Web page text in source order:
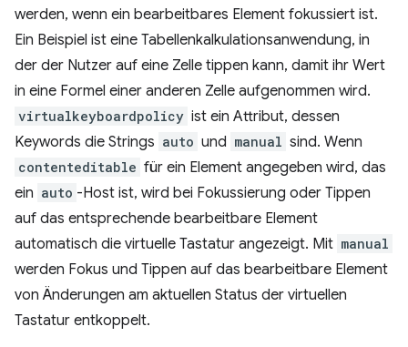
werden, wenn ein bearbeitbares Element fokussiert ist.
Ein Beispiel ist eine Tabellenkalkulationsanwendung, in
der der Nutzer auf eine Zelle tippen kann, damit ihr Wert
in eine Formel einer anderen Zelle aufgenommen wird.
virtualkeyboardpolicy ist ein Attribut, dessen
Keywords die Strings auto und manual sind. Wenn
contenteditable für ein Element angegeben wird, das
ein auto -Host ist, wird bei Fokussierung oder Tippen
auf das entsprechende bearbeitbare Element
automatisch die virtuelle Tastatur angezeigt. Mit manual
werden Fokus und Tippen auf das bearbeitbare Element
von Änderungen am aktuellen Status der virtuellen
Tastatur entkoppelt.